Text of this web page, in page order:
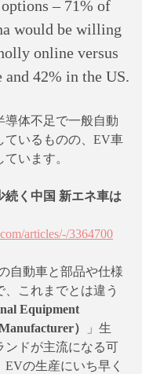
– 71% of
would be willing
online versus
and 42% in the US.
導体不足で一般自動
ているものの、EV車
います。
続く中国 新エネ車は
articles/-/3364700
自動車と部品や仕様
、これまでとは違う
Equipment
）
」生
ンドが主流になる可
の生産にいち早く